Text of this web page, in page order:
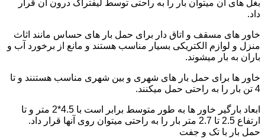
بغل های آن میتوان بار را به راحتی توسط لیفتراک درون آن قرار
داد.
خاور های مسقف و اتاق دار برای حمل بار های حساس مانند اثاث
منزل و لوازم الکتریکی بسیار مناسب هستند و مانع از برخورد آب و
باران به بار میشوند.
خاور ها برای حمل بار های شهری و بین شهری مناسب هستنند و تا
4 تن بار را به راحتی حمل میکنند.
ابعاد بارگیر خاور ها به طور متوسط برابر است با 4.5*2 متر و تا
ارتفاع 2.5 تا 2.7 متر بار را به راحتی میتوان روی آنها قرار داد.
حمل بار با تک و جفت